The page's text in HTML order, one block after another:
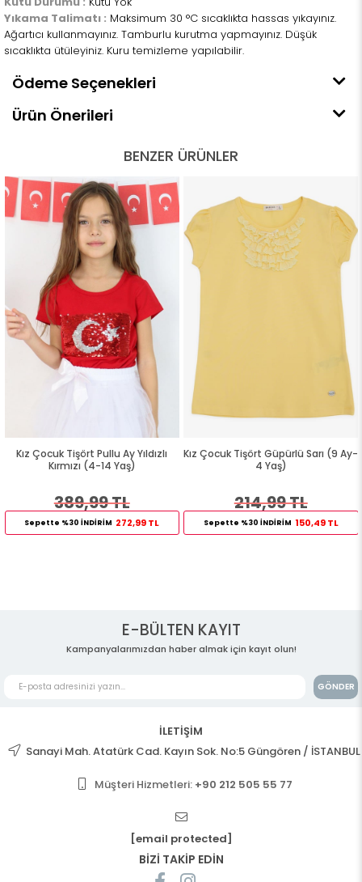
Yıkama Talimatı : Maksimum 30 °C sıcaklıkta hassas yıkayınız.
Ağartıcı kullanmayınız. Tamburlu kurutma yapmayınız. Düşük
sıcaklıkta ütüleyiniz. Kuru temizleme yapılabilir.
Ödeme Seçenekleri
Ürün Önerileri
BENZER ÜRÜNLER
Kız Çocuk Tişört Pullu Ay Yıldızlı
Kırmızı (4-14 Yaş)
389,99 TL
Sepette %30 İNDİRİM 272,99 TL
Kız Çocuk Tişört Güpürlü Sarı (9 Ay-
4 Yaş)
214,99 TL
Sepette %30 İNDİRİM 150,49 TL
E-BÜLTEN KAYIT
Kampanyalarımızdan haber almak için kayıt olun!
GÖNDER
İLETİŞİM
Sanayi Mah. Atatürk Cad. Kayın Sok. No:5 Güngören / İSTANBUL
Müşteri Hizmetleri: +90 212 505 55 77
[email protected]
BİZİ TAKİP EDİN